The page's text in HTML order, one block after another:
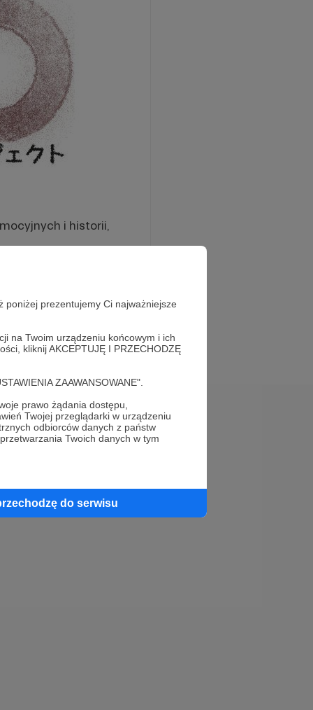
poniżej prezentujemy Ci najważniejsze
na Twoim urządzeniu końcowym i ich
kliknij AKCEPTUJĘ I PRZECHODZĘ
ZAAWANSOWANE".
prawo żądania dostępu,
Twojej przeglądarki w urządzeniu
odbiorców danych z państw
Twoich danych w tym
do serwisu
be
of
i historii,
już w trakcie
świątecznym.
że ta obecna
tak
to jest tylko
cudownemu